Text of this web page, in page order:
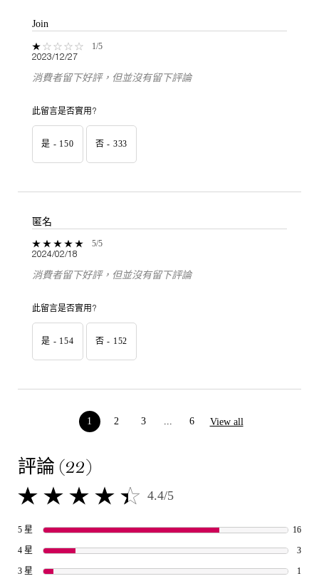
Join
1 out of 5 stars.
1/5
2023/12/27
消費者留下好評，但並沒有留下評論
此留言是否實用?
是 - 150 否 - 333
匿名
5 out of 5 stars.
5/5
2024/02/18
消費者留下好評，但並沒有留下評論
此留言是否實用?
是 - 154 否 - 152
Page 1 of 6. Current page
1 2 3 6 View all
產品評論
評論 (22)
4.4 out of 5 stars. 4.4/5
5 星 16
4 星 3
3 星 1